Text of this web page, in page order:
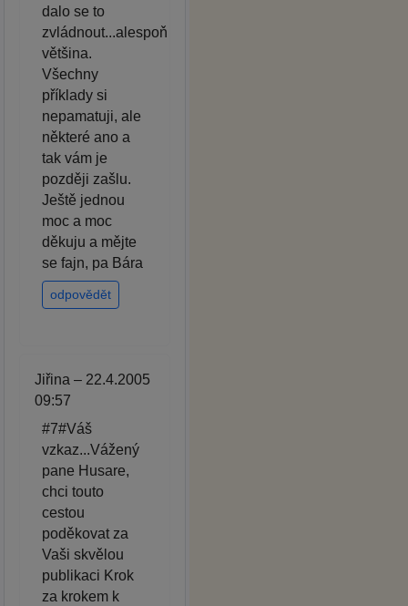
dalo se to
zvládnout...alespoň
většina.
Všechny
příklady si
nepamatuji, ale
některé ano a
tak vám je
později zašlu.
Ještě jednou
moc a moc
děkuju a mějte
se fajn, pa Bára
odpovědět
Jiřina – 22.4.2005
09:57
#7#Váš
vzkaz...Vážený
pane Husare,
chci touto
cestou
poděkovat za
Vaši skvělou
publikaci Krok
za krokem k